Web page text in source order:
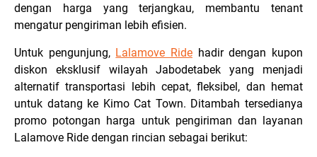
dengan harga yang terjangkau, membantu tenant
mengatur pengiriman lebih efisien.
Untuk pengunjung, Lalamove Ride hadir dengan kupon
diskon eksklusif wilayah Jabodetabek yang menjadi
alternatif transportasi lebih cepat, fleksibel, dan hemat
untuk datang ke Kimo Cat Town. Ditambah tersedianya
promo potongan harga untuk pengiriman dan layanan
Lalamove Ride dengan rincian sebagai berikut: